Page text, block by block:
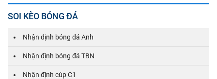
SOI KÈO BÓNG ĐÁ
Nhận định bóng đá Anh
Nhận định bóng đá TBN
Nhận định cúp C1